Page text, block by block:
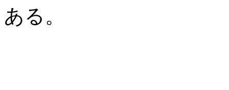
ある。